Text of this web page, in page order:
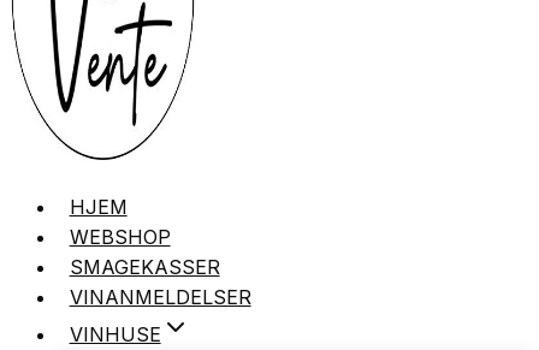
HJEM
WEBSHOP
SMAGEKASSER
VINANMELDELSER
VINHUSE